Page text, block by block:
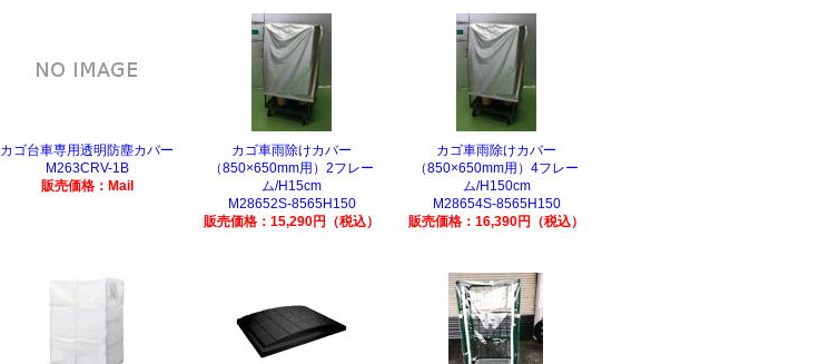
カゴ台車専用透明防塵カバー
M263CRV-1B
販売価格：Mail
カゴ車雨除けカバー
（850×650mm用）2フレー
ム/H15cm
M28652S-8565H150
販売価格：15,290円（税込）
カゴ車雨除けカバー
（850×650mm用）4フレー
ム/H150cm
M28654S-8565H150
販売価格：16,390円（税込）